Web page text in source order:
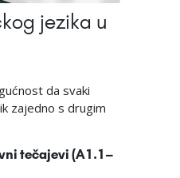
jezika u
da svaki
zajedno s drugim
tečajevi (A1.1–